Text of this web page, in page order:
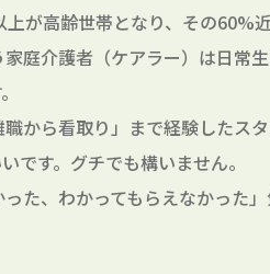
が高齢世帯となり、その60%
庭介護者（ケアラー）は日常
から看取り」まで経験したス
です。グチでも構いません。
た、わかってもらえなかった